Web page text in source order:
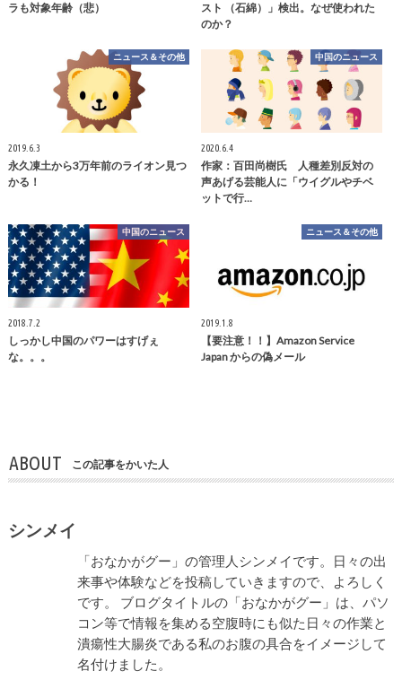
ラも対象年齢（悲）
スト （石綿）」検出。なぜ使われた
のか？
ニュース＆その他
2019.6.3
永久凍土から3万年前のライオン見つ
かる！
中国のニュース
2020.6.4
作家：百田尚樹氏 人種差別反対の
声あげる芸能人に「ウイグルやチベ
ットで行…
中国のニュース
2018.7.2
しっかし中国のパワーはすげぇ
な。。。
ニュース＆その他
2019.1.8
【要注意！！】Amazon Service
Japan からの偽メール
ABOUT この記事をかいた人
シンメイ
「おなかがグー」の管理人シンメイです。日々の出
来事や体験などを投稿していきますので、よろしく
です。 ブログタイトルの「おなかがグー」は、パソ
コン等で情報を集める空腹時にも似た日々の作業と
潰瘍性大腸炎である私のお腹の具合をイメージして
名付けました。